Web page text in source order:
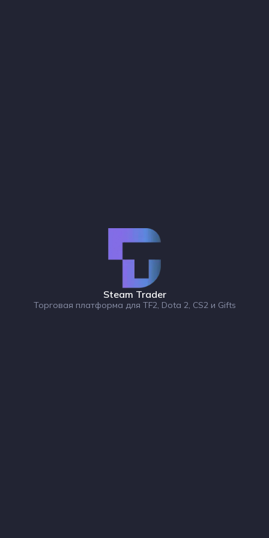
Steam Trader
Торговая платформа для TF2, Dota 2, CS2 и Gifts